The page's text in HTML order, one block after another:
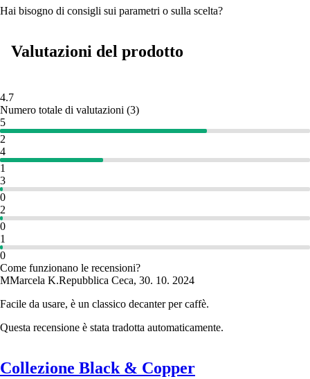
Hai bisogno di consigli sui parametri o sulla scelta?
Valutazioni del prodotto
4.7
Numero totale di valutazioni (3)
5
2
4
1
3
0
2
0
1
0
Come funzionano le recensioni?
MMarcela K.Repubblica Ceca, 30. 10. 2024
Facile da usare, è un classico decanter per caffè.
Questa recensione è stata tradotta automaticamente.
Collezione Black & Copper